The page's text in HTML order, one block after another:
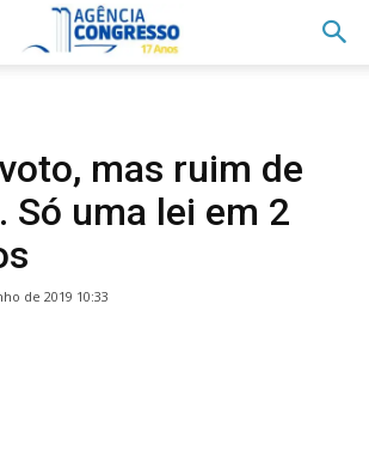
mas ruim de
Só uma lei em 2
de 2019 10:33